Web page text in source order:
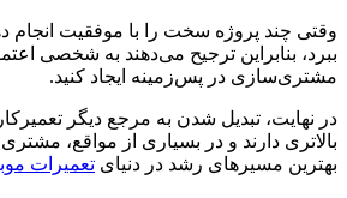
وقتی چند پروژه سخت را با موفقیت انجام
ببرد، بنابراین ترجیح می‌دهند به شخصی
مشتری‌سازی در پس‌زمینه ایجاد کنید.
در نهایت، تبدیل شدن به مرجع دیگر
بالاتری دارند و در بسیاری از مواقع،
بهترین مسیرهای رشد در دنیای تعمیرات